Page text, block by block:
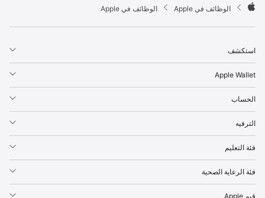
t
r

p
l
e
الوظائف في Apple الوظائف في Apple
استكشف
Apple Wallet
الحساب
الترفيه
فئة التعليم
فئة الرعاية الصحية
قيم Apple